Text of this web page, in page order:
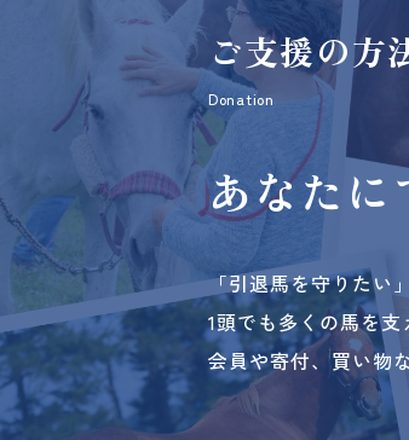
ご支援の方
Donation
あなたに
「引退馬を守りたい
1頭でも多くの馬を
会員や寄付、買い物